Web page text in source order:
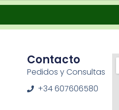
Contacto
Pedidos y Consultas
+34 607606580